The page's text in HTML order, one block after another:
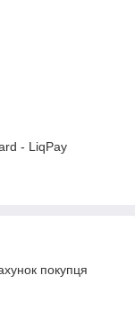
- LiqPay
покупця